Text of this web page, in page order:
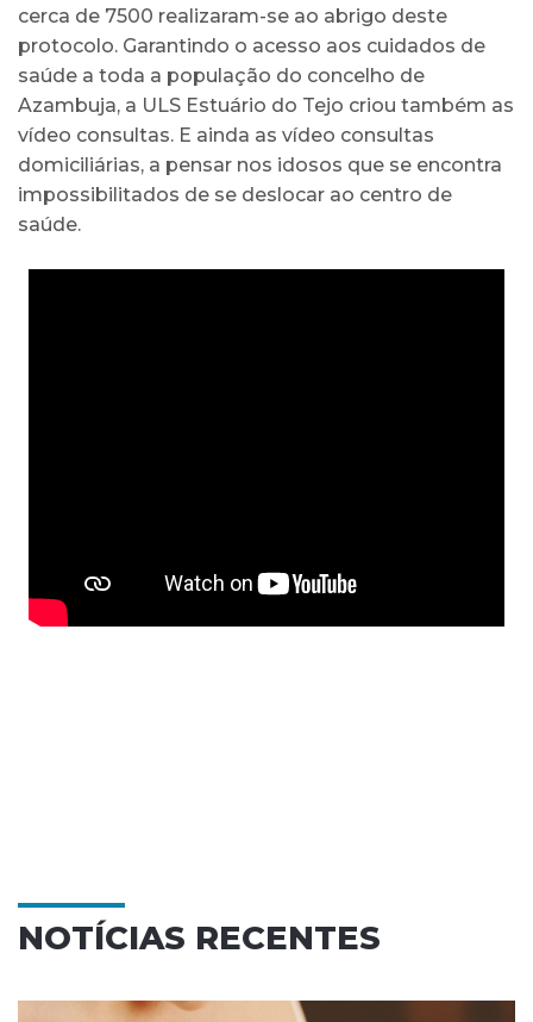
cerca de 7500 realizaram-se ao abrigo deste
protocolo. Garantindo o acesso aos cuidados de
saúde a toda a população do concelho de
Azambuja, a ULS Estuário do Tejo criou também as
vídeo consultas. E ainda as vídeo consultas
domiciliárias, a pensar nos idosos que se encontra
impossibilitados de se deslocar ao centro de
saúde.
NOTÍCIAS RECENTES